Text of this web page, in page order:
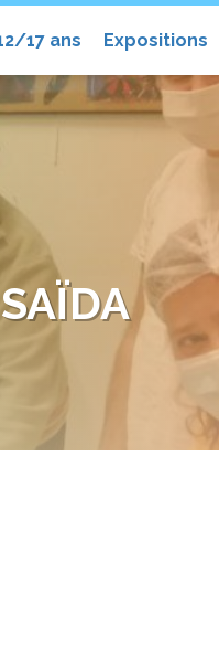
17 ans Expositions